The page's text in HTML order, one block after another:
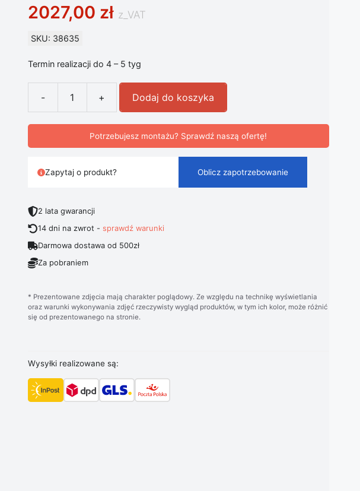
2027,00 zł z_VAT
SKU: 38635
Termin realizacji do 4 – 5 tyg
-
ilość FLOS Parentesi - stojąca lampa wisząca biała
+ Dodaj do koszyka
Potrzebujesz montażu? Sprawdź naszą ofertę!
Zapytaj o produkt? Oblicz zapotrzebowanie
2 lata gwarancji
14 dni na zwrot -sprawdź warunki
Darmowa dostawa od 500zł
Za pobraniem
* Prezentowane zdjęcia mają charakter poglądowy. Ze względu na technikę wyświetlania
oraz warunki wykonywania zdjęć rzeczywisty wygląd produktów, w tym ich kolor, może różnić
się od prezentowanego na stronie.
Wysyłki realizowane są: